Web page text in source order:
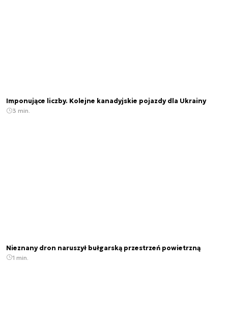
Imponujące liczby. Kolejne kanadyjskie pojazdy dla Ukrainy
3 min.
Nieznany dron naruszył bułgarską przestrzeń powietrzną
1 min.